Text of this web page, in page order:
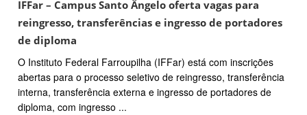
IFFar – Campus Santo Ângelo oferta vagas para
reingresso, transferências e ingresso de portadores
de diploma
O Instituto Federal Farroupilha (IFFar) está com inscrições
abertas para o processo seletivo de reingresso, transferência
interna, transferência externa e ingresso de portadores de
diploma, com ingresso ...